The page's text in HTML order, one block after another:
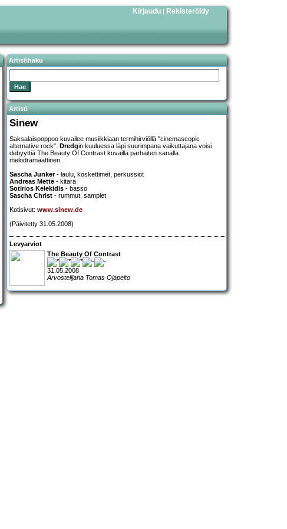
Kirjaudu | Rekisteröidy
Artistihaku
Artisti
Sinew
Saksalaispoppoo kuvailee musiikkiaan termihirviöllä "cinemascopic
alternative rock". Dredgin kuuluessa läpi suurimpana vaikuttajana voisi
debyyttiä The Beauty Of Contrast kuvailla parhaiten sanalla
melodramaattinen.
Sascha Junker- laulu, koskettimet, perkussiot
Andreas Mette - kitara
Sotirios Kelekidis - basso
Sascha Christ - rummut, samplet
Kotisivut: www.sinew.de
(Päivitetty 31.05.2008)
Levyarviot
The Beauty Of Contrast
31.05.2008
Arvostelijana Tomas Ojapelto